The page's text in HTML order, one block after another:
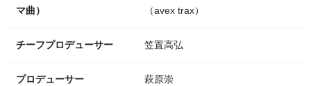
マ曲）
（avex trax）
チーフプロデューサー 笠置高弘
プロデューサー 萩原崇